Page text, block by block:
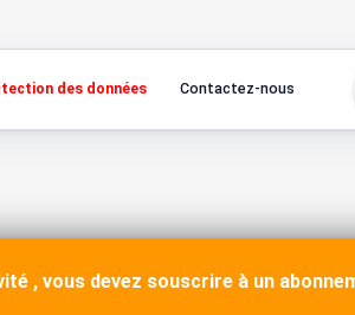
des données Contactez-nous
, vous devez souscrire à un